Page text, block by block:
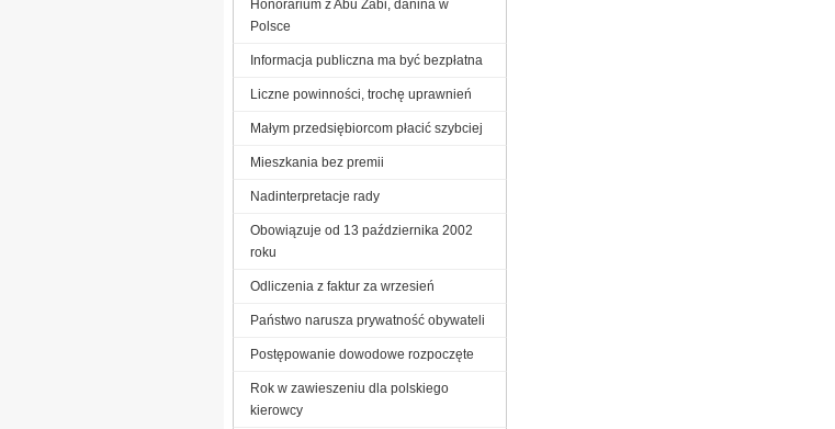
Honorarium z Abu Zabi, danina w
Polsce
Informacja publiczna ma być bezpłatna
Liczne powinności, trochę uprawnień
Małym przedsiębiorcom płacić szybciej
Mieszkania bez premii
Nadinterpretacje rady
Obowiązuje od 13 października 2002
roku
Odliczenia z faktur za wrzesień
Państwo narusza prywatność obywateli
Postępowanie dowodowe rozpoczęte
Rok w zawieszeniu dla polskiego
kierowcy